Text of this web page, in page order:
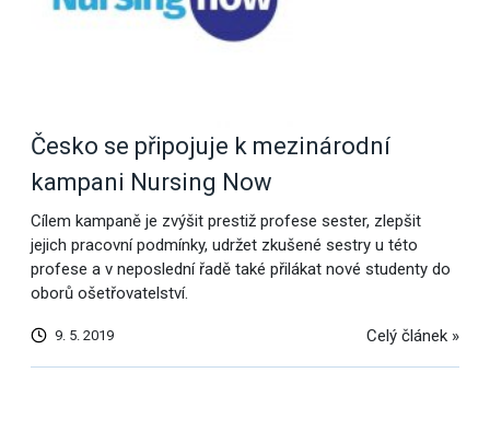
Česko se připojuje k mezinárodní
kampani Nursing Now
Cílem kampaně je zvýšit prestiž profese sester, zlepšit
jejich pracovní podmínky, udržet zkušené sestry u této
profese a v neposlední řadě také přilákat nové studenty do
oborů ošetřovatelství.
9. 5. 2019 Celý článek »